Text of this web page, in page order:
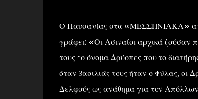
Ο Παυσανίας στα «ΜΕΣΣΗΝΙΑΚΑ»
γράφει: «Οι Ασιναίοι αρχικά ζούσαν
τους το όνομα Δρύοπες που το
όταν βασιλιάς τους ήταν ο Φύλας, οι
Δελφούς ως ανάθημα για τον